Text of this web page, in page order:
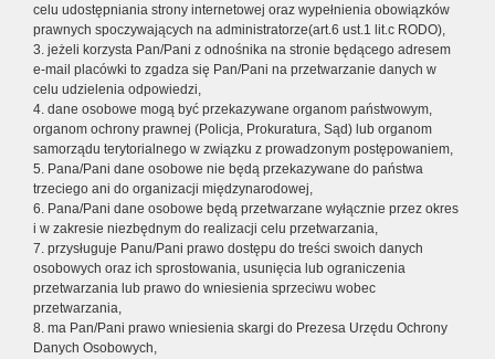
celu udostępniania strony internetowej oraz wypełnienia obowiązków
prawnych spoczywających na administratorze(art.6 ust.1 lit.c RODO),
3. jeżeli korzysta Pan/Pani z odnośnika na stronie będącego adresem
e-mail placówki to zgadza się Pan/Pani na przetwarzanie danych w
celu udzielenia odpowiedzi,
4. dane osobowe mogą być przekazywane organom państwowym,
organom ochrony prawnej (Policja, Prokuratura, Sąd) lub organom
samorządu terytorialnego w związku z prowadzonym postępowaniem,
5. Pana/Pani dane osobowe nie będą przekazywane do państwa
trzeciego ani do organizacji międzynarodowej,
6. Pana/Pani dane osobowe będą przetwarzane wyłącznie przez okres
i w zakresie niezbędnym do realizacji celu przetwarzania,
7. przysługuje Panu/Pani prawo dostępu do treści swoich danych
osobowych oraz ich sprostowania, usunięcia lub ograniczenia
przetwarzania lub prawo do wniesienia sprzeciwu wobec
przetwarzania,
8. ma Pan/Pani prawo wniesienia skargi do Prezesa Urzędu Ochrony
Danych Osobowych,